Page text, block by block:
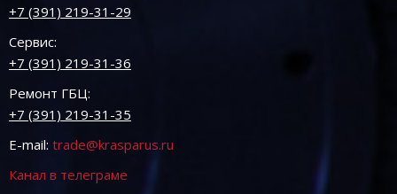
+7 (391) 219-31-29
Сервис:
+7 (391) 219-31-36
Ремонт ГБЦ:
+7 (391) 219-31-35
E-mail: trade@krasparus.ru
Канал в телеграме